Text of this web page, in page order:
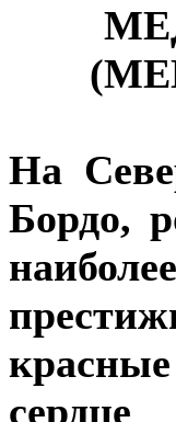
На
Бордо,
наиболее